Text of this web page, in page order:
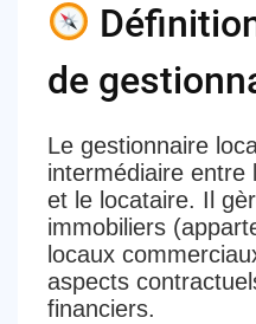
de
Le gestionnaire
intermédiaire entre
et le locataire. Il
immobiliers
locaux
aspects
financiers.